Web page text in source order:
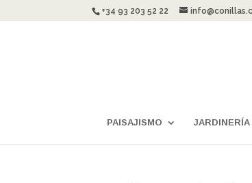
+34 93 203 52 22
PAISAJISMO JARDINERÍA